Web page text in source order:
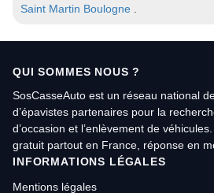
Saint Martin Boulogne
QUI SOMMES NOUS ?
SosCasseAuto est un réseau national
d’épavistes partenaires pour la
d’occasion et l’enlèvement de
gratuit partout en France, réponse en
INFORMATIONS LÉGALES
Mentions légales